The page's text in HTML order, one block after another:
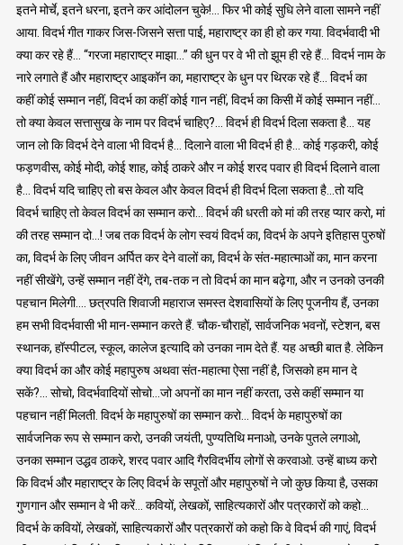
इतने मोर्चे, इतने धरना, इतने कर आंदोलन चुके!… फिर भी कोई सुधि लेने वाला सामने नहीं
आया. विदर्भ गीत गाकर जिस-जिसने सत्ता पाई, महाराष्ट्र का ही हो कर गया. विदर्भवादी भी
क्या कर रहे हैं… “गरजा महाराष्ट्र माझा…” की धुन पर वे भी तो झूम ही रहे हैं… विदर्भ नाम के
नारे लगाते हैं और महाराष्ट्र आइकॉन का, महाराष्ट्र के धुन पर थिरक रहे हैं… विदर्भ का
कहीं कोई सम्मान नहीं, विदर्भ का कहीं कोई गान नहीं, विदर्भ का किसी में कोई सम्मान नहीं…
तो क्या केवल सत्तासुख के नाम पर विदर्भ चाहिए?… विदर्भ ही विदर्भ दिला सकता है… यह
जान लो कि विदर्भ देने वाला भी विदर्भ है… दिलाने वाला भी विदर्भ ही है… कोई गड़करी, कोई
फड़णवीस, कोई मोदी, कोई शाह, कोई ठाकरे और न कोई शरद पवार ही विदर्भ दिलाने वाला
है… विदर्भ यदि चाहिए तो बस केवल और केवल विदर्भ ही विदर्भ दिला सकता है…तो यदि
विदर्भ चाहिए तो केवल विदर्भ का सम्मान करो… विदर्भ की धरती को मां की तरह प्यार करो, मां
की तरह सम्मान दो…! जब तक विदर्भ के लोग स्वयं विदर्भ का, विदर्भ के अपने इतिहास पुरुषों
का, विदर्भ के लिए जीवन अर्पित कर देने वालों का, विदर्भ के संत-महात्माओं का, मान करना
नहीं सीखेंगे, उन्हें सम्मान नहीं देंगे, तब-तक न तो विदर्भ का मान बढ़ेगा, और न उनको उनकी
पहचान मिलेगी…. छत्रपति शिवाजी महाराज समस्त देशवासियों के लिए पूजनीय हैं, उनका
हम सभी विदर्भवासी भी मान-सम्मान करते हैं. चौक-चौराहों, सार्वजनिक भवनों, स्टेशन, बस
स्थानक, हॉस्पीटल, स्कूल, कालेज इत्यादि को उनका नाम देते हैं. यह अच्छी बात है. लेकिन
क्या विदर्भ का और कोई महापुरुष अथवा संत-महात्मा ऐसा नहीं है, जिसको हम मान दे
सकें?… सोचो, विदर्भवादियों सोचो…जो अपनों का मान नहीं करता, उसे कहीं सम्मान या
पहचान नहीं मिलती. विदर्भ के महापुरुषों का सम्मान करो… विदर्भ के महापुरुषों का
सार्वजनिक रूप से सम्मान करो, उनकी जयंती, पुण्यतिथि मनाओ, उनके पुतले लगाओ,
उनका सम्मान उद्धव ठाकरे, शरद पवार आदि गैरविदर्भीय लोगों से करवाओ. उन्हें बाध्य करो
कि विदर्भ और महाराष्ट्र के लिए विदर्भ के सपूतों और महापुरुषों ने जो कुछ किया है, उसका
गुणगान और सम्मान वे भी करें… कवियों, लेखकों, साहित्यकारों और पत्रकारों को कहो…
विदर्भ के कवियों, लेखकों, साहित्यकारों और पत्रकारों को कहो कि वे विदर्भ की गाएं, विदर्भ